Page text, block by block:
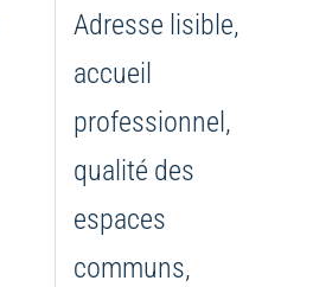
Adresse lisible,
accueil
professionnel,
qualité des
espaces
communs,